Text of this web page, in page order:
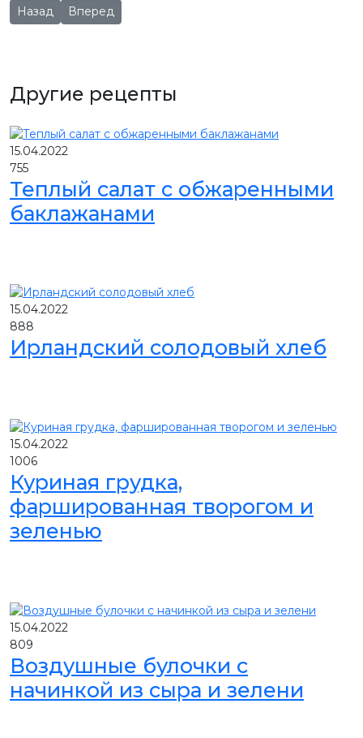
Предыдущий: Карбонара с вологодским маслом "Резной
Назад Следующий: Сочни с творогом
Вперед
Другие рецепты
15.04.2022
755
Теплый салат с обжаренными
баклажанами
15.04.2022
888
Ирландский солодовый хлеб
15.04.2022
1006
Куриная грудка,
фаршированная творогом и
зеленью
15.04.2022
809
Воздушные булочки с
начинкой из сыра и зелени